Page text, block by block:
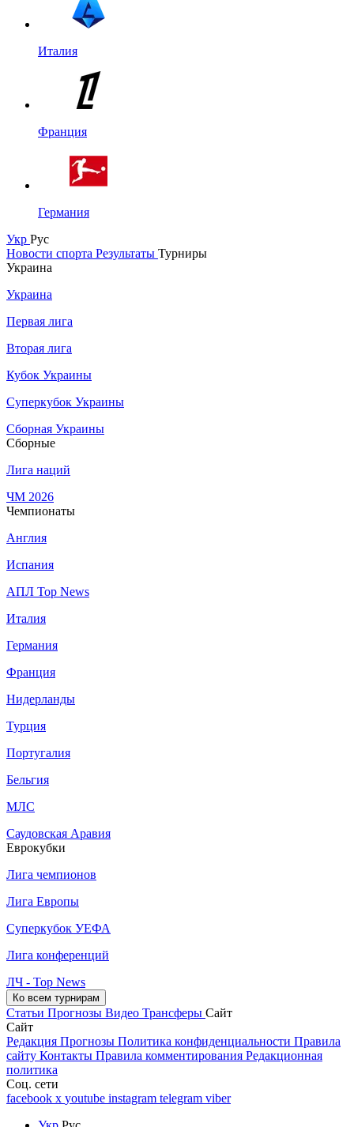
Италия
Франция
Германия
Укр Рус
Новости спорта Результаты Турниры
Украина
Украина
Первая лига
Вторая лига
Кубок Украины
Суперкубок Украины
Сборная Украины
Сборные
Лига наций
ЧМ 2026
Чемпионаты
Англия
Испания
АПЛ Top News
Италия
Германия
Франция
Нидерланды
Турция
Португалия
Бельгия
МЛС
Саудовская Аравия
Еврокубки
Лига чемпионов
Лига Европы
Суперкубок УЕФА
Лига конференций
ЛЧ - Top News
Ко всем турнирам
Статьи Прогнозы Видео Трансферы Сайт
Сайт
Редакция Прогнозы Политика конфиденциальности Правила
сайту Контакты Правила комментирования Редакционная
политика
Соц. сети
facebook x youtube instagram telegram viber